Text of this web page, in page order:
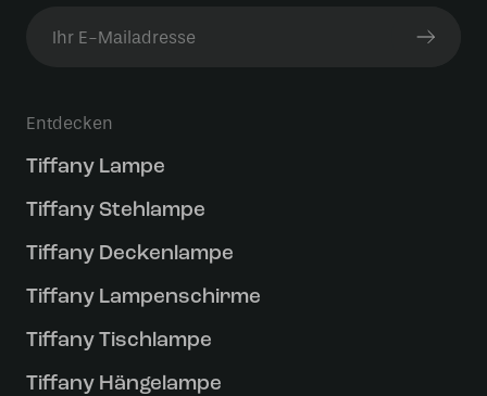
Entdecken
Tiffany Lampe
Tiffany Stehlampe
Tiffany Deckenlampe
Tiffany Lampenschirme
Tiffany Tischlampe
Tiffany Hängelampe